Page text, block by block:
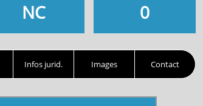
NC 0
Infos jurid. Images Contact